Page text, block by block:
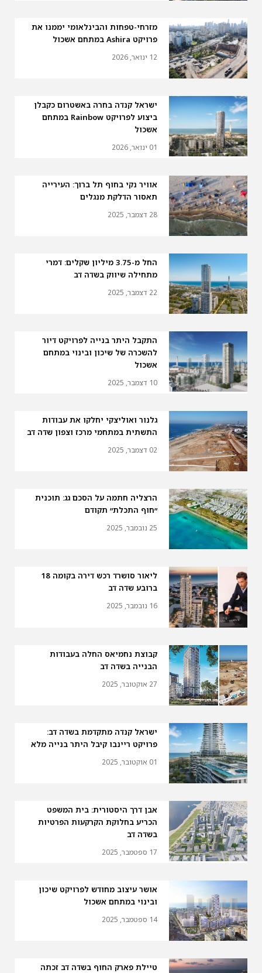
מזרחי-טפחות והבינלאומי יממנו את
פרויקט Ashira במתחם אשכול
12 ינואר, 2026
ישראל קנדה בחרה באשטרום כקבלן
ביצוע לפרויקט Rainbow במתחם
אשכול
01 ינואר, 2026
אוויר נקי בחוף תל ברוך: העירייה
תאסור הדלקת מנגלים
28 דצמבר, 2025
החל מ-3.75 מיליון שקלים: דמרי
מתחילה שיווק בשדה דב
22 דצמבר, 2025
התקבל היתר בנייה לפרויקט דיור
להשכרה של שיכון ובינוי במתחם
אשכול
10 דצמבר, 2025
גלנור ואוליצקי יחלקו את עבודות
התשתית במתחמי מרכז וצפון שדה דב
02 דצמבר, 2025
הרצליה חתמה על הסכם גג: תוכנית
״חוף התכלת״ תקודם
25 נובמבר, 2025
ליאור סושרד רכש דירה בקומה 18
ברובע שדה דב
16 נובמבר, 2025
קבוצת נחמיאס החלה בעבודות
הבנייה בשדה דב
27 אוקטובר, 2025
ישראל קנדה מתקדמת בשדה דב:
פרויקט ריינבו קיבל היתר בנייה מלא
01 אוקטובר, 2025
אבן דרך היסטורית: בית המשפט
הכריע בחלוקת הקרקעות הפרטיות
בשדה דב
17 ספטמבר, 2025
אושר עיצוב מחודש לפרויקט שיכון
ובינוי במתחם אשכול
14 ספטמבר, 2025
טיילת פארק החוף בשדה דב זכתה